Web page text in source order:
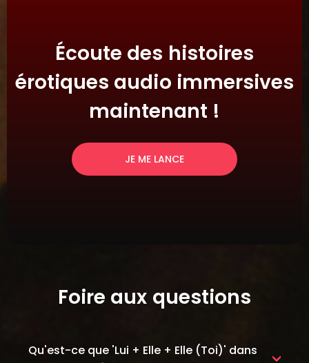
Écoute des histoires
érotiques audio immersives
maintenant !
JE ME LANCE
Foire aux questions
Qu'est-ce que 'Lui + Elle + Elle (Toi)' dans